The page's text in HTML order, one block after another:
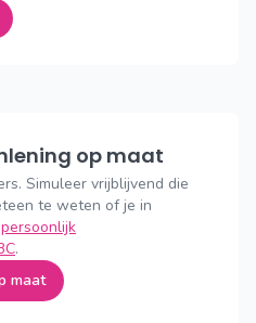
op maat
Simuleer vrijblijvend die
te weten of je in
persoonlijk
.
maat